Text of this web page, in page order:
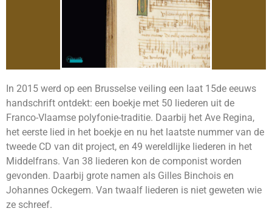
In 2015 werd op een Brusselse veiling een laat 15de eeuws
handschrift ontdekt: een boekje met 50 liederen uit de
Franco-Vlaamse polyfonie-traditie. Daarbij het Ave Regina,
het eerste lied in het boekje en nu het laatste nummer van de
tweede CD van dit project, en 49 wereldlijke liederen in het
Middelfrans. Van 38 liederen kon de componist worden
gevonden. Daarbij grote namen als Gilles Binchois en
Johannes Ockegem. Van twaalf liederen is niet geweten wie
ze schreef.